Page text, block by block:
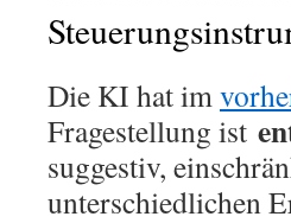
Die KI hat im
Fragestellung ist
suggestiv,
unterschiedlichen